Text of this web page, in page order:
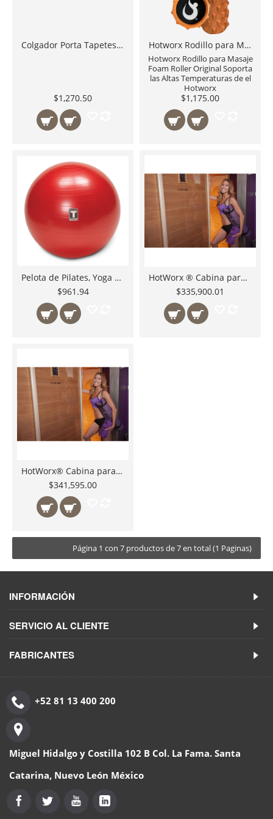
Colgador Porta Tapetes de Yoga Body Solid BSTFMH
$1,270.50
Hotworx Rodillo para Masaje Foam Roller Original Soporta las Altas Temperaturas de el Hotworx
Hotworx Rodillo para Masaje
Foam Roller Original Soporta
las Altas Temperaturas de el
Hotworx
$1,175.00
Pelota de Pilates, Yoga y Estabilidad BSTSB55 Body Solid México 55cm
$961.94
HotWorx ® Cabina para Hot Yoga Caliente Precio Especial a Clientes Calificados
$335,900.01
HotWorx® Cabina para Hot Yoga Caliente
$341,595.00
Página 1 con 7 productos de 7 en total (1 Paginas)
INFORMACIÓN
SERVICIO AL CLIENTE
FABRICANTES
+52 81 13 400 200
Miguel Hidalgo y Costilla 102 B Col. La Fama. Santa
Catarina, Nuevo León México